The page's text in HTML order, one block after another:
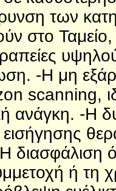
των
στο
-Η μη
scanning,
ανάγκη. -Η
διασφάλιση
ή τη